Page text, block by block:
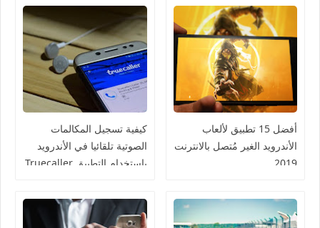
أفضل 15 تطبيق لألعاب
الأندرويد الغير مُتصل بالانترنت
2019
كيفية تسجيل المكالمات
الصوتية تلقائيا في الأندرويد
باستخدام التطبيق Truecaller